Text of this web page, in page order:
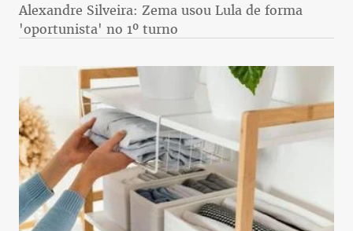
Alexandre Silveira: Zema usou Lula de forma
'oportunista' no 1º turno